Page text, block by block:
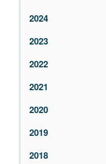
2024
2023
2022
2021
2020
2019
2018